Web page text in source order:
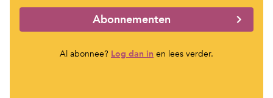
Abonnementen
Al abonnee? Log dan in en lees verder.